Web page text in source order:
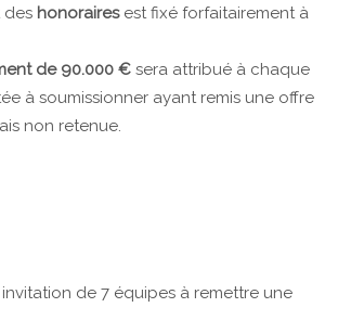
des honoraires est fixé forfaitairement à
de 90.000 € sera attribué à chaque
à soumissionner ayant remis une offre
non retenue.
invitation de 7 équipes à remettre une